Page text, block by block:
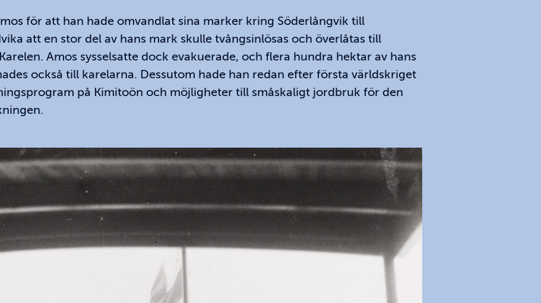
för att han hade omvandlat sina marker kring Söderlångvik till
att en stor del av hans mark skulle tvångsinlösas och överlåtas till
Amos sysselsatte dock evakuerade, och flera hundra hektar av hans
också till karelarna. Dessutom hade han redan efter första världskriget
på Kimitoön och möjligheter till småskaligt jordbruk för den